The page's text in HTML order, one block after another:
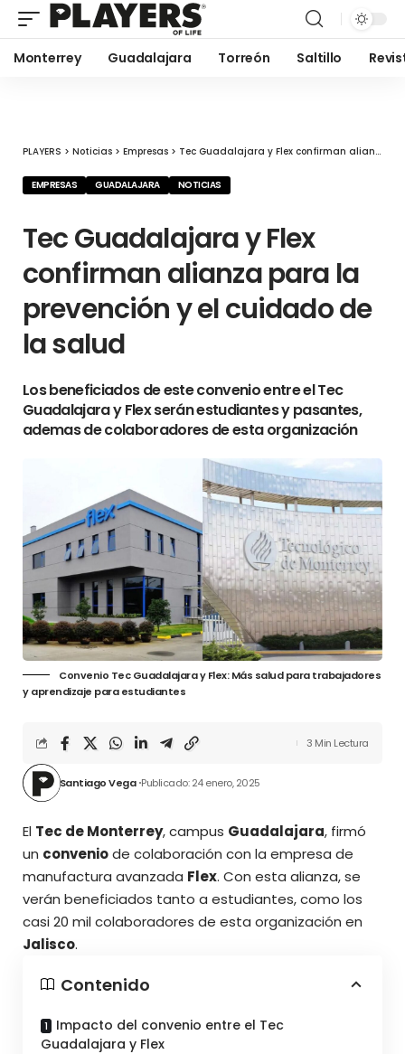
Monterrey Guadalajara Torreón Saltillo
PLAYERS > Noticias > Empresas > Tec Guadalajara y Flex confirman alianza para la prevención y el cuidado de la salud
EMPRESAS GUADALAJARA NOTICIAS
Tec Guadalajara y Flex
confirman alianza para la
prevención y el cuidado de
la salud
Los beneficiados de este convenio entre el Tec
Guadalajara y Flex serán estudiantes y pasantes,
ademas de colaboradores de esta organización
Convenio Tec Guadalajara y Flex: Más salud para trabajadores
y aprendizaje para estudiantes
Santiago Vega Publicado: 24 enero, 2025
3 Min Lectura
El Tec de Monterrey, campus Guadalajara, firmó
un conveniode colaboración con la empresa de
manufactura avanzada Flex. Con esta alianza, se
verán beneficiados tanto a estudiantes, como los
casi 20 mil colaboradores de esta organización en
Jalisco.
Contenido
Impacto del convenio entre el Tec
Guadalajara y Flex